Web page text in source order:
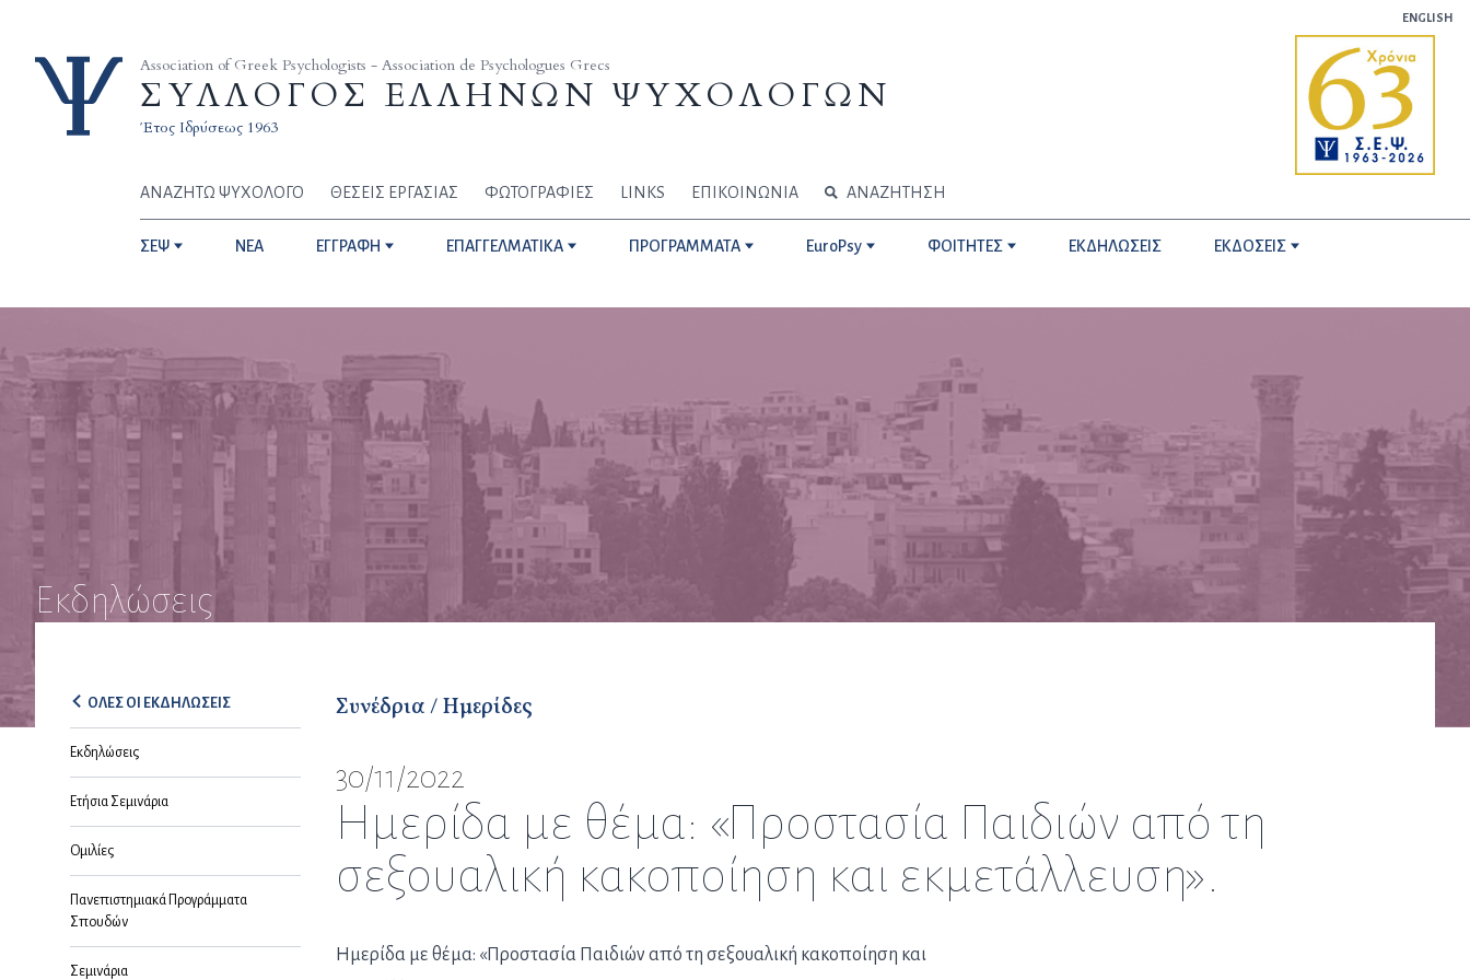
ENGLISH
Association of Greek Psychologists - Association de Psychologues Grecs
ΣΥΛΛΟΓΟΣ ΕΛΛΗΝΩΝ ΨΥΧΟΛΟΓΩΝ
Έτος Ιδρύσεως 1963
ΑΝΑΖΗΤΩ ΨΥΧΟΛΟΓΟ ΘΕΣΕΙΣ ΕΡΓΑΣΙΑΣ ΦΩΤΟΓΡΑΦΙΕΣ LINKS ΕΠΙΚΟΙΝΩΝΙΑ ΑΝΑΖΗΤΗΣΗ
ΣΕΨ NEA ΕΓΓΡΑΦΗ ΕΠΑΓΓΕΛΜΑΤΙΚΑ ΠΡΟΓΡΑΜΜΑΤΑ EuroPsy ΦΟΙΤΗΤΕΣ ΕΚΔΗΛΩΣΕΙΣ ΕΚΔΟΣΕΙΣ
Εκδηλώσεις
ΟΛΕΣ ΟΙ ΕΚΔΗΛΩΣΕΙΣ
Εκδηλώσεις
Ετήσια Σεμινάρια
Ομιλίες
Πανεπιστημιακά Προγράμματα
Σπουδών
Σεμινάρια
Συνέδρια / Ημερίδες
30/11/2022
Ημερίδα με θέμα: «Προστασία Παιδιών από τη
σεξουαλική κακοποίηση και εκμετάλλευση».
Ημερίδα με θέμα: «Προστασία Παιδιών από τη σεξουαλική κακοποίηση και